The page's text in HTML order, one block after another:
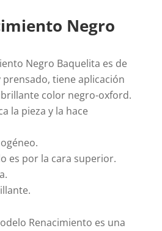
Negro
Negro Baquelita es de
tiene aplicación
color negro-oxford.
la pieza y la hace
es por la cara superior.
Renacimiento es una